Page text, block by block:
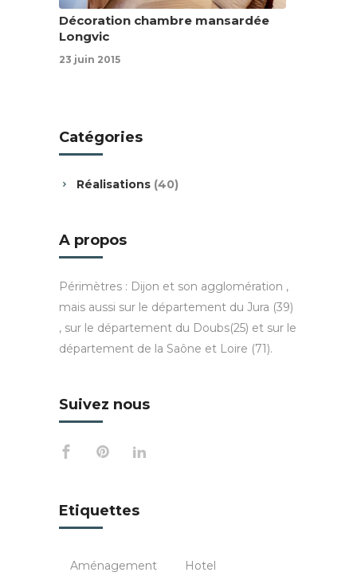
Décoration chambre mansardée
Longvic
23 juin 2015
Catégories
Réalisations (40)
A propos
Périmètres : Dijon et son agglomération ,
mais aussi sur le département du Jura (39)
, sur le département du Doubs(25) et sur le
département de la Saône et Loire (71).
Suivez nous
Etiquettes
Aménagement Hotel